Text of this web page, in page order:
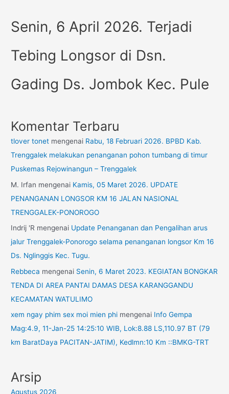
Senin, 6 April 2026. Terjadi
Tebing Longsor di Dsn.
Gading Ds. Jombok Kec. Pule
Komentar Terbaru
tlover tonet mengenai Rabu, 18 Februari 2026. BPBD Kab.
Trenggalek melakukan penanganan pohon tumbang di timur
Puskemas Rejowinangun – Trenggalek
M. Irfan mengenai Kamis, 05 Maret 2026. UPDATE
PENANGANAN LONGSOR KM 16 JALAN NASIONAL
TRENGGALEK-PONOROGO
Indrij 'R mengenai Update Penanganan dan Pengalihan arus
jalur Trenggalek-Ponorogo selama penanganan longsor Km 16
Ds. Nglinggis Kec. Tugu.
Rebbeca mengenai Senin, 6 Maret 2023. KEGIATAN BONGKAR
TENDA DI AREA PANTAI DAMAS DESA KARANGGANDU
KECAMATAN WATULIMO
xem ngay phim sex moi mien phi mengenai Info Gempa
Mag:4.9, 11-Jan-25 14:25:10 WIB, Lok:8.88 LS,110.97 BT (79
km BaratDaya PACITAN-JATIM), Kedlmn:10 Km ::BMKG-TRT
Arsip
Agustus 2026